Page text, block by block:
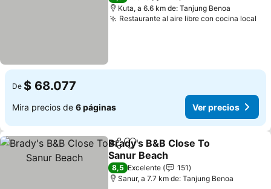
Kuta, a 6.6 km de: Tanjung Benoa
Restaurante al aire libre con cocina local
De $ 68.077
Mira precios de 6 páginas Ver precios
CompartirAgregar a favoritos
Brady's B&B Close To
Sanur Beach
8,5 Excelente
151
Sanur, a 7.7 km de: Tanjung Benoa